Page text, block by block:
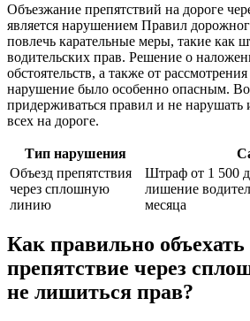
Объезжание препятствий на дороге
является нарушением Правил
повлечь карательные меры, такие как
водительских прав. Решение о
обстоятельств, а также от
нарушение было особенно опасным.
придерживаться правил и не нарушать
всех на дороге.
Тип нарушения
Объезд препятствия
через сплошную
линию
Штраф от 1 500
лишение
месяца
Как правильно
препятствие через
не лишиться прав?